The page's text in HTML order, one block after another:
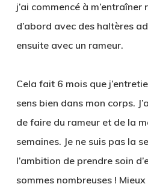
j’ai commencé à
d’abord avec des haltères
ensuite avec un rameur.
Cela fait 6 mois que
sens bien dans mon corps.
de faire du rameur et de la
semaines. Je ne suis pas la
l’ambition de prendre soin
sommes nombreuses !